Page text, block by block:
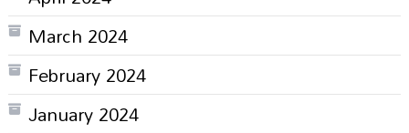
March 2024
February 2024
January 2024